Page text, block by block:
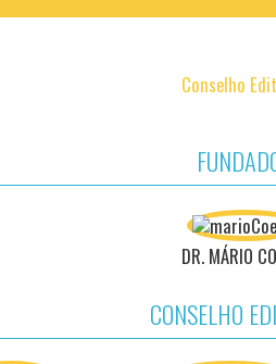
Conselho
DR. MÁRIO
CONSELHO